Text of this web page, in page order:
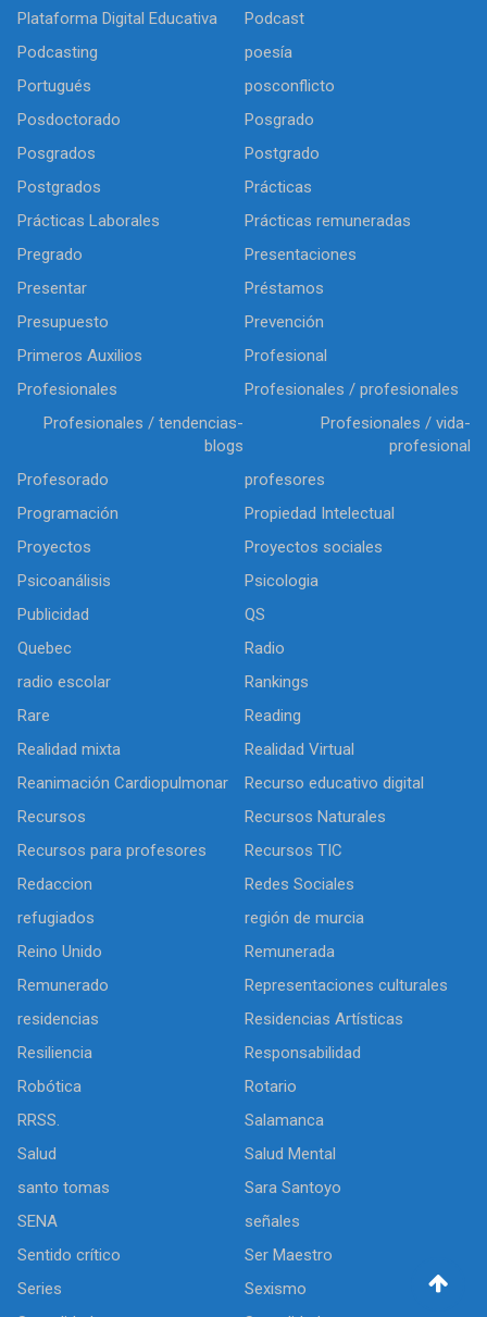
Plataforma Digital Educativa
Podcast
Podcasting
poesía
Portugués
posconflicto
Posdoctorado
Posgrado
Posgrados
Postgrado
Postgrados
Prácticas
Prácticas Laborales
Prácticas remuneradas
Pregrado
Presentaciones
Presentar
Préstamos
Presupuesto
Prevención
Primeros Auxilios
Profesional
Profesionales
Profesionales / profesionales
Profesionales / tendencias-
blogs
Profesionales / vida-
profesional
Profesorado
profesores
Programación
Propiedad Intelectual
Proyectos
Proyectos sociales
Psicoanálisis
Psicologia
Publicidad
QS
Quebec
Radio
radio escolar
Rankings
Rare
Reading
Realidad mixta
Realidad Virtual
Reanimación Cardiopulmonar
Recurso educativo digital
Recursos
Recursos Naturales
Recursos para profesores
Recursos TIC
Redaccion
Redes Sociales
refugiados
región de murcia
Reino Unido
Remunerada
Remunerado
Representaciones culturales
residencias
Residencias Artísticas
Resiliencia
Responsabilidad
Robótica
Rotario
RRSS.
Salamanca
Salud
Salud Mental
santo tomas
Sara Santoyo
SENA
señales
Sentido crítico
Ser Maestro
Series
Sexismo